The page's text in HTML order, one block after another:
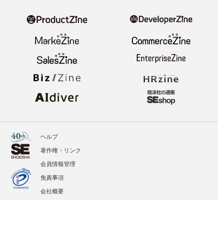
ヘルプ
著作権・リンク
会員情報管理
免責事項
会社概要